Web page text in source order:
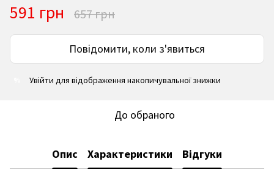
591 грн 657 грн
Повідомити, коли з'явиться
Увійти для відображення накопичувальної знижки
До обраного
Опис Характеристики Відгуки